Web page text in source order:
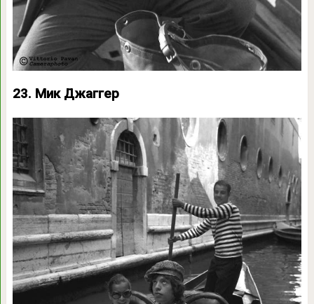
23. Мик Джаггер